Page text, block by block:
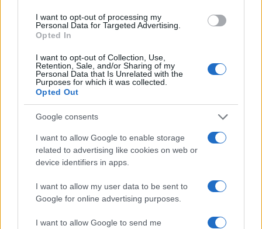
I want to opt-out of processing my
Personal Data for Targeted Advertising.
Opted In
I want to opt-out of Collection, Use,
Retention, Sale, and/or Sharing of my
Personal Data that Is Unrelated with the
Purposes for which it was collected.
Opted Out
Google consents
I want to allow Google to enable storage
related to advertising like cookies on web or
device identifiers in apps.
I want to allow my user data to be sent to
Google for online advertising purposes.
I want to allow Google to send me
center di Tegge
Esce di strada con l’auto ad Arzachena: ferito il
conducente
Turiste si perdono a Tavolara: salvate dai vigili
del fuoco
Meteo Olbia 6 agosto, migliora il tempo in
Incidente Olbia, poliziotto in vacanza salva 6
persone: due bimbi tra i feriti